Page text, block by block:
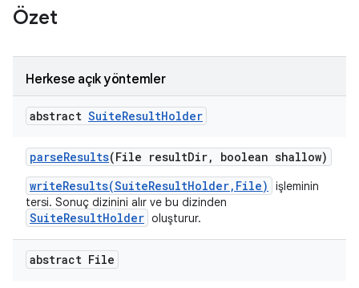
Özet
Herkese açık yöntemler
abstract SuiteResultHolder
parseResults(File resultDir,
boolean shallow)
writeResults(SuiteResultHolder,File)
işleminin
tersi. Sonuç dizinini alır ve bu dizinden
SuiteResultHolder oluşturur.
abstract File